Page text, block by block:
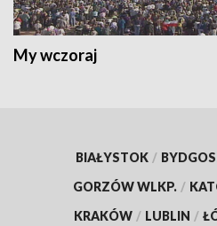
My wczoraj
BIAŁYSTOK /
GORZÓW WLKP. /
KRAKÓW / LUBLIN /